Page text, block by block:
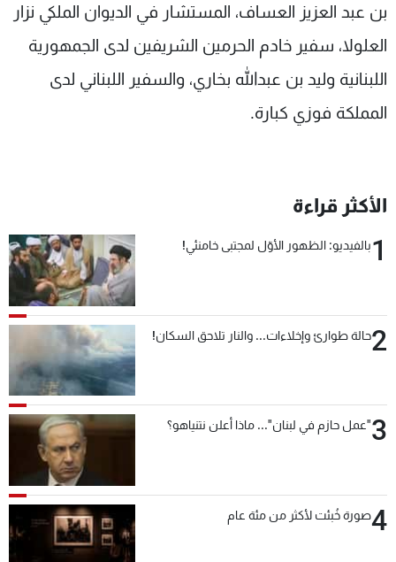
بن عبد العزيز العساف، المستشار في الديوان الملكي نزار
العلولا، سفير خادم الحرمين الشريفين لدى الجمهورية
اللبنانية وليد بن عبدالله بخاري، والسفير اللبناني لدى
المملكة فوزي كبارة.
الأكثر قراءة
1بالفيديو: الظهور الأوّل لمجتبى خامنئي!
2حالة طوارئ وإخلاءات... والنار تلاحق السكان!
3"عمل حازم في لبنان"... ماذا أعلن نتنياهو؟
4صورة خُبئت لأكثر من مئة عام